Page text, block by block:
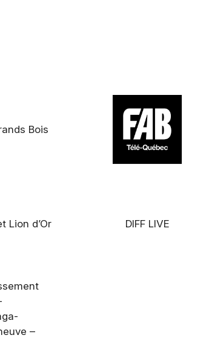
Bois
Lion d’Or DIFF LIVE
–